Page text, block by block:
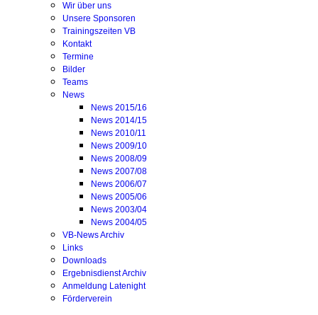
Wir über uns
Unsere Sponsoren
Trainingszeiten VB
Kontakt
Termine
Bilder
Teams
News
News 2015/16
News 2014/15
News 2010/11
News 2009/10
News 2008/09
News 2007/08
News 2006/07
News 2005/06
News 2003/04
News 2004/05
VB-News Archiv
Links
Downloads
Ergebnisdienst Archiv
Anmeldung Latenight
Förderverein